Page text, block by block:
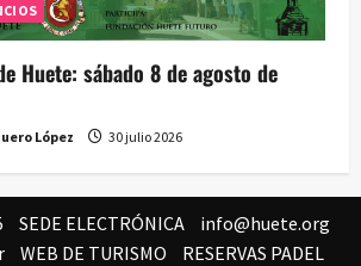
Huete: sábado 8 de agosto de
López 30 julio 2026
SEDE ELECTRÓNICA
info@huete.org
WEB DE TURISMO RESERVAS PADEL